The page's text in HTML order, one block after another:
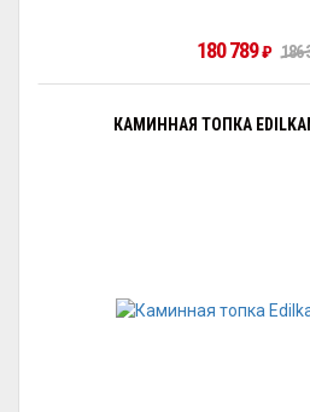
180 789₽ 186
КАМИННАЯ ТОПКА